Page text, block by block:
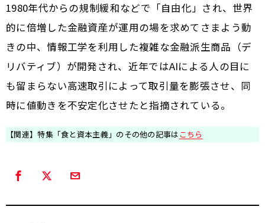
1980年代からの規制緩和などで「自由化」され、世界
的に倍増した金融資産が運用の場を求めてさまよう動
きの中、情報工学を利用した複雑な金融派生商品（デ
リバティブ）が開発され、近年ではAIによる人の目に
も留まらない高速取引によって取引量を膨張させ、同
時に値動きを不安定化させたと指摘されている。
【関連】特集「食と資本主義」のその他の記事は こちら